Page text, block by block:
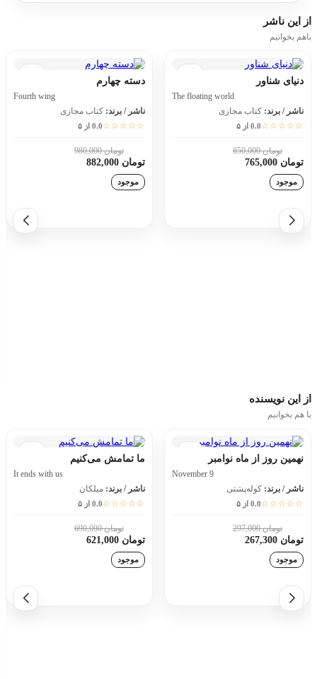
از این ناشر
باهم بخوانیم
دنیای شناور
The floating world
ناشر / برند: کتاب مجازی
☆☆☆☆☆0.0 از ۵
تومان 850,000
تومان 765,000
موجود
دسته چهارم
Fourth wing
ناشر / برند: کتاب مجازی
☆☆☆☆☆0.0 از ۵
تومان 980,000
تومان 882,000
موجود
از این نویسنده
با هم بخوانیم
نهمین روز از ماه نوامبر
November 9
ناشر / برند: کوله‌پشتی
☆☆☆☆☆0.0 از ۵
تومان 297,000
تومان 267,300
موجود
ما تمامش می‌کنیم
It ends with us
ناشر / برند: میلکان
☆☆☆☆☆0.0 از ۵
تومان 690,000
تومان 621,000
موجود